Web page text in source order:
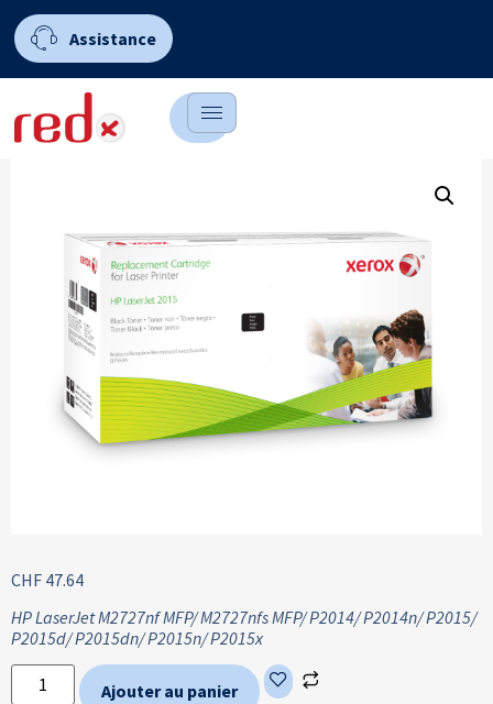
Assistance
0
CHF 47.64
HP LaserJet M2727nf MFP/ M2727nfs MFP/ P2014/ P2014n/ P2015/
P2015d/ P2015dn/ P2015n/ P2015x
Ajouter au panier